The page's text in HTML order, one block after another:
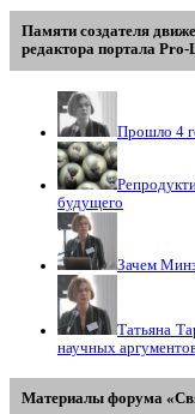
Памяти создателя
редактора портала
Прошло 4
будущего
Зачем
Татьяна
научных
Материалы форума